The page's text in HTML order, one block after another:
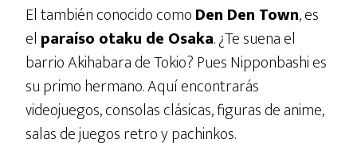
El también conocido comoDen Den Town, es
el paraíso otaku de Osaka. ¿Te suena el
barrio Akihabara de Tokio? Pues Nipponbashi es
su primo hermano. Aquí encontrarás
videojuegos, consolas clásicas, figuras de anime,
salas de juegos retro y pachinkos.